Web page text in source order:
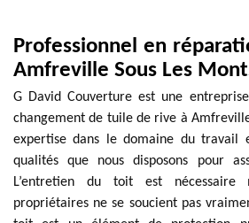
Professionnel en
Amfreville Sous Les
G David Couverture est une
changement de tuile de rive à
expertise dans le domaine du travail
qualités que nous disposons pour
L’entretien du toit est
propriétaires ne se soucient pas